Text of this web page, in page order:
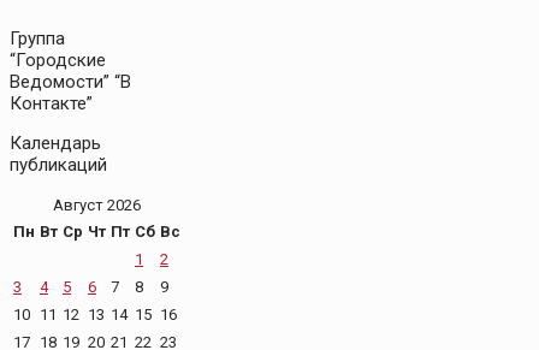
Группа
“Городские
Ведомости” “В
Контакте”
Календарь
публикаций
Август 2026
Пн Вт Ср Чт Пт Сб Вс
1
2
3
4 5 6 7 8
9
10 11 12 13 14 15 16
17 18 19 20 21 22 23